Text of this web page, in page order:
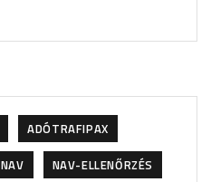
ADÓTRAFIPAX
NAV
NAV-ELLENŐRZÉS